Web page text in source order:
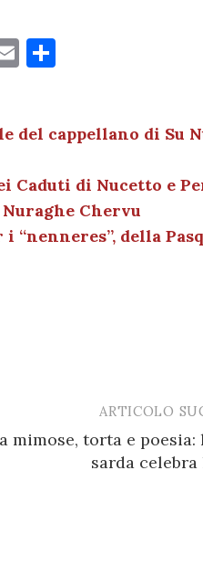
E
l di
vi
di
del cappellano di Su
Caduti di Nucetto e
Chervu
“nenneres”, della
ARTICOLO
mimose, torta e
sarda celebra